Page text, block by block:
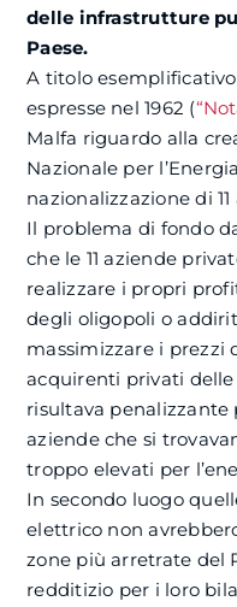
delle infrastrutture
Paese.
A titolo
espresse nel 1962 (
Malfa riguardo alla
Nazionale per
nazionalizzazione di
Il problema di fondo
che le 11 aziende
realizzare i propri
degli oligopoli o
massimizzare i prezzi
acquirenti privati
risultava
aziende che si
troppo elevati per
In secondo luogo
elettrico non
zone più arretrate del
redditizio per i loro